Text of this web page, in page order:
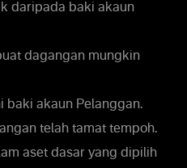
daripada baki akaun
dagangan mungkin
baki akaun Pelanggan.
telah tamat tempoh.
aset dasar yang dipilih